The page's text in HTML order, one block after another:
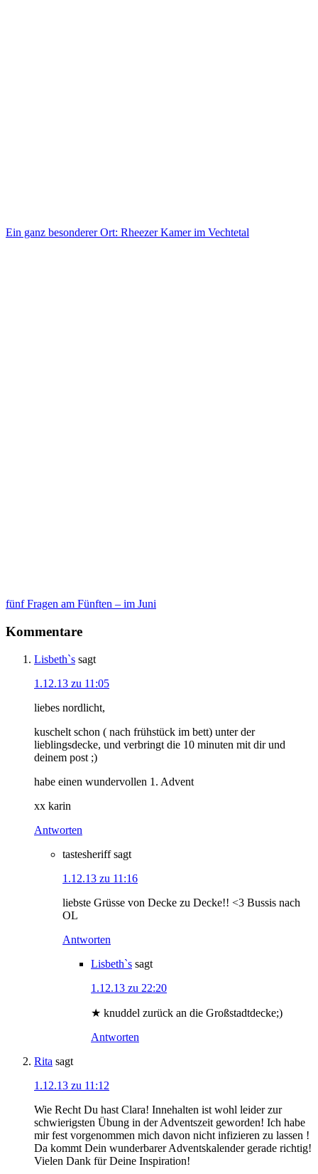
Ein ganz besonderer Ort: Rheezer Kamer im Vechtetal
fünf Fragen am Fünften – im Juni
Kommentare
Lisbeth`s sagt
1.12.13 zu 11:05
liebes nordlicht,
kuschelt schon ( nach frühstück im bett) unter der
lieblingsdecke, und verbringt die 10 minuten mit dir und
deinem post ;)
habe einen wundervollen 1. Advent
xx karin
Antworten
tastesheriff sagt
1.12.13 zu 11:16
liebste Grüsse von Decke zu Decke!! <3 Bussis nach
OL
Antworten
Lisbeth`s sagt
1.12.13 zu 22:20
★ knuddel zurück an die Großstadtdecke;)
Antworten
Rita sagt
1.12.13 zu 11:12
Wie Recht Du hast Clara! Innehalten ist wohl leider zur
schwierigsten Übung in der Adventszeit geworden! Ich habe
mir fest vorgenommen mich davon nicht infizieren zu lassen !
Da kommt Dein wunderbarer Adventskalender gerade richtig!
Vielen Dank für Deine Inspiration!